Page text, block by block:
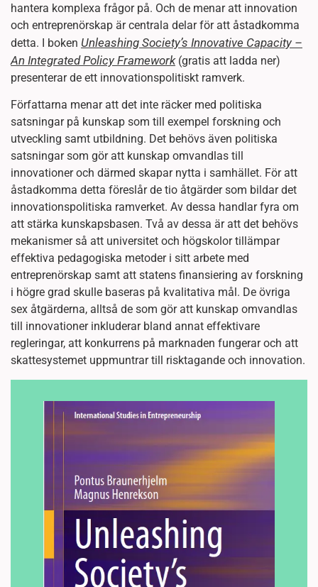
hantera komplexa frågor på. Och de menar att innovation
och entreprenörskap är centrala delar för att åstadkomma
detta. I boken Unleashing Society’s Innovative Capacity –
An Integrated Policy Framework (gratis att ladda ner)
presenterar de ett innovationspolitiskt ramverk.
Författarna menar att det inte räcker med politiska
satsningar på kunskap som till exempel forskning och
utveckling samt utbildning. Det behövs även politiska
satsningar som gör att kunskap omvandlas till
innovationer och därmed skapar nytta i samhället. För att
åstadkomma detta föreslår de tio åtgärder som bildar det
innovationspolitiska ramverket. Av dessa handlar fyra om
att stärka kunskapsbasen. Två av dessa är att det behövs
mekanismer så att universitet och högskolor tillämpar
effektiva pedagogiska metoder i sitt arbete med
entreprenörskap samt att statens finansiering av forskning
i högre grad skulle baseras på kvalitativa mål. De övriga
sex åtgärderna, alltså de som gör att kunskap omvandlas
till innovationer inkluderar bland annat effektivare
regleringar, att konkurrens på marknaden fungerar och att
skattesystemet uppmuntrar till risktagande och innovation.